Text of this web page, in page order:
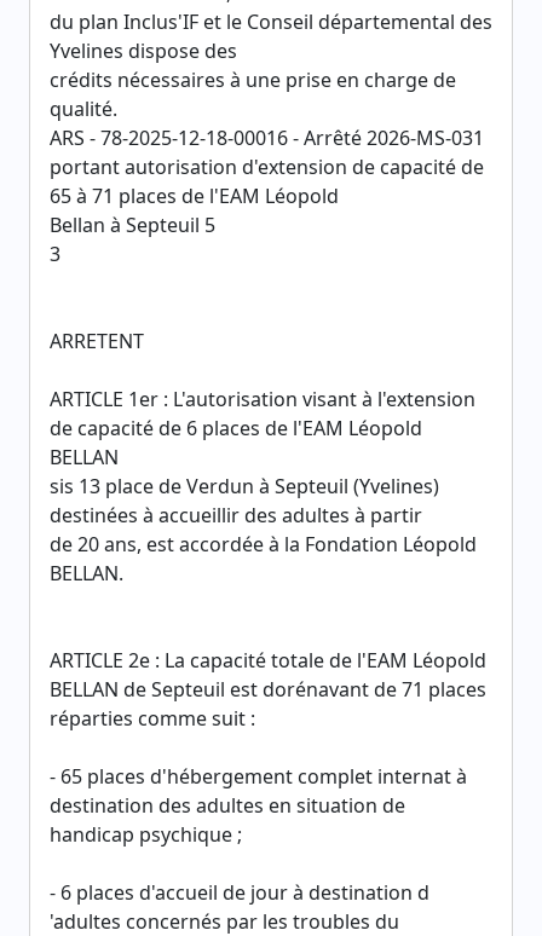
du plan Inclus'IF et le Conseil départemental des
Yvelines dispose des
crédits nécessaires à une prise en charge de
qualité.
ARS - 78-2025-12-18-00016 - Arrêté 2026-MS-031
portant autorisation d'extension de capacité de
65 à 71 places de l'EAM Léopold
Bellan à Septeuil 5
3
ARRETENT
ARTICLE 1er : L'autorisation visant à l'extension
de capacité de 6 places de l'EAM Léopold
BELLAN
sis 13 place de Verdun à Septeuil (Yvelines)
destinées à accueillir des adultes à partir
de 20 ans, est accordée à la Fondation Léopold
BELLAN.
ARTICLE 2e : La capacité totale de l'EAM Léopold
BELLAN de Septeuil est dorénavant de 71 places
réparties comme suit :
- 65 places d'hébergement complet internat à
destination des adultes en situation de
handicap psychique ;
- 6 places d'accueil de jour à destination d
'adultes concernés par les troubles du